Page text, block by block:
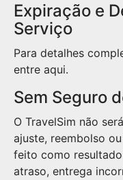
Expiração e
Serviço
Para detalhes
entre aqui.
Sem Seguro
O TravelSim não
ajuste, reembolso
feito como
atraso, entrega